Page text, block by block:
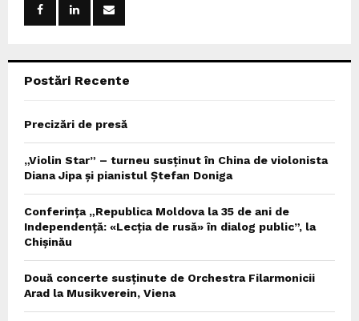
Postări Recente
Precizări de presă
„Violin Star” – turneu susținut în China de violonista
Diana Jipa și pianistul Ștefan Doniga
Conferința „Republica Moldova la 35 de ani de
Independență: «Lecția de rusă» în dialog public”, la
Chișinău
Două concerte susținute de Orchestra Filarmonicii
Arad la Musikverein, Viena